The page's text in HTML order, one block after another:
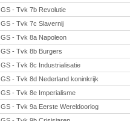
GS - Tvk 7b Revolutie
GS - Tvk 7c Slavernij
GS - Tvk 8a Napoleon
GS - Tvk 8b Burgers
GS - Tvk 8c Industrialisatie
GS - Tvk 8d Nederland koninkrijk
GS - Tvk 8e Imperialisme
GS - Tvk 9a Eerste Wereldoorlog